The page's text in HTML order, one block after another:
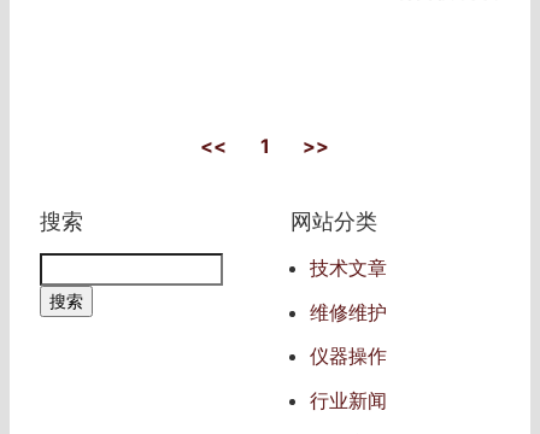
<< 1 >>
搜索 网站分类
技术文章
维修维护
仪器操作
行业新闻